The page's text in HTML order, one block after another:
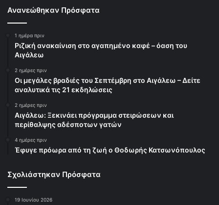
Ανανεώθηκαν Πρόσφατα
1 ημέρα πριν
Ριζική ανακαίνιση στο αγαπημένο καφέ – όαση του
Αιγάλεω
2 ημέρες πριν
Οι μεγάλες βραδιές του Σεπτέμβρη στο Αιγάλεω – Δείτε
αναλυτικά τις 21 εκδηλώσεις
2 ημέρες πριν
Αιγάλεω: Ξεκινάει πρόγραμμα στειρώσεων και
περίθαλψης αδέσποτων γατών
4 ημέρες πριν
Έφυγε πρόωρα από τη ζωή ο Θοδωρής Κατσωνόπουλος
Σχολιάστηκαν Πρόσφατα
19 Ιουνίου 2026